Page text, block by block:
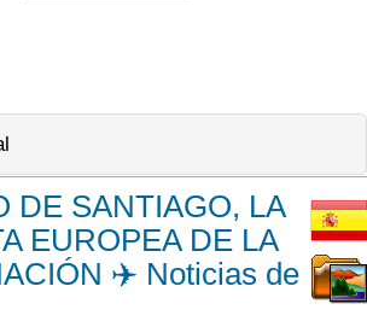
DE SANTIAGO, LA
EUROPEA DE LA
✈️ Noticias de